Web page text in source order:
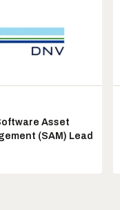
Asset
(SAM) Lead